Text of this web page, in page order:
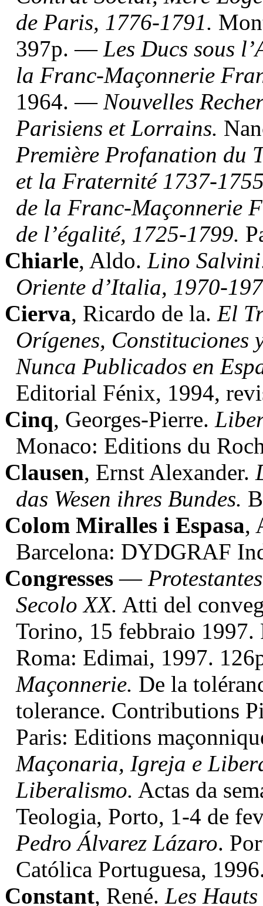
de Paris, 1776-1791.
397p. —Les Ducs sous
la Franc-Maçonnerie
1964. —Nouvelles
Parisiens et Lorrains.
Première Profanation du
et la Fraternité 1737-
de la Franc-Maçonnerie
de l’égalité, 1725-1799.
Chiarle, Aldo. Lino
Oriente d’Italia, 1970-
Cierva, Ricardo de la. El
Orígenes, Constituciones
Nunca Publicados en
Editorial Fénix, 1994,
Cinq, Georges-Pierre.
Monaco: Editions du
Clausen, Ernst Alexander.
das Wesen ihres Bundes.
Colom Miralles i Espasa,
Barcelona: DYDGRAF
Congresses—
Secolo XX. Atti del
Torino, 15 febbraio 1997.
Roma: Edimai, 1997.
Maçonnerie. De la
tolerance. Contributions
Paris: Editions
Maçonaria, Igreja e
Liberalismo. Actas da
Teologia, Porto, 1-4 de
Pedro Álvarez Lázaro.
Católica Portuguesa,
Constant, René. Les